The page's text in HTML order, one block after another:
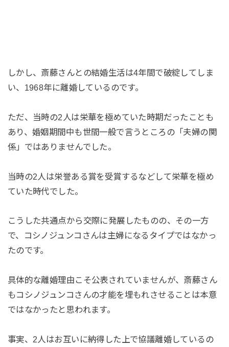
しかし、斎藤さんとの結婚生活は4年間で破綻してしま
い、1968年に離婚しているのです。
ただ、当時の2人は栄華を極めていた時期だったことも
あり、婚姻期間中も世間一般で言うところの「夫婦の関
係」ではありませんでした。
当時の2人は栄誉ある賞を受賞するなどして栄華を極め
ていた時代でした。
こうした共通点から交際に発展したものの、その一方
で、コシノジュンコさんは主婦になるタイプではなかっ
たのです。
具体的な離婚理由こそ公表されていませんが、斎藤さん
もコシノジュンコさんの才能を埋もれさせることは本意
ではなかったと思われます。
事実、2人はお互いに納得した上で協議離婚しているの